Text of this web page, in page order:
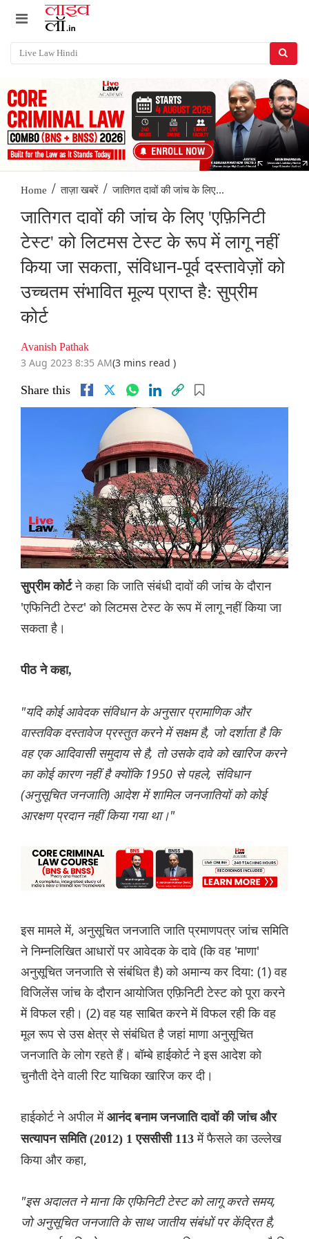
Home / ताज़ा खबरें / जातिगत दावों की जांच के लिए...
जातिगत दावों की जांच के लिए 'एफ़िनिटी
टेस्ट' को लिटमस टेस्ट के रूप में लागू नहीं
किया जा सकता, संविधान-पूर्व दस्तावेज़ों को
उच्चतम संभावित मूल्य प्राप्त है: सुप्रीम
कोर्ट
Avanish Pathak
3 Aug 2023 8:35 AM(3 mins read )
Share this
सुप्रीम कोर्टने कहा कि जाति संबंधी दावों की जांच के दौरान
'एफिनिटी टेस्ट' को लिटमस टेस्ट के रूप में लागू नहीं किया जा
सकता है।
पीठ ने कहा,
"यदि कोई आवेदक संविधान के अनुसार प्रामाणिक और
वास्तविक दस्तावेज प्रस्तुत करने में सक्षम है, जो दर्शाता है कि
वह एक आदिवासी समुदाय से है, तो उसके दावे को खारिज करने
का कोई कारण नहीं है क्योंकि 1950 से पहले, संविधान
(अनुसूचित जनजाति) आदेश में शामिल जनजातियों को कोई
आरक्षण प्रदान नहीं किया गया था।"
इस मामले में, अनुसूचित जनजाति जाति प्रमाणपत्र जांच समिति
ने निम्नलिखित आधारों पर आवेदक के दावे (कि वह 'माणा'
अनुसूचित जनजाति से संबंधित है) को अमान्य कर दिया: (1) वह
विजिलेंस जांच के दौरान आयोजित एफ़िनिटी टेस्ट को पूरा करने
में विफल रही। (2) वह यह साबित करने में विफल रही कि वह
मूल रूप से उस क्षेत्र से संबंधित है जहां माणा अनुसूचित
जनजाति के लोग रहते हैं। बॉम्बे हाईकोर्ट ने इस आदेश को
चुनौती देने वाली रिट याचिका खारिज कर दी।
हाईकोर्ट ने अपील में आनंद बनाम जनजाति दावों की जांच और
सत्यापन समिति (2012) 1 एससीसी 113में फैसले का उल्लेख
किया और कहा,
"इस अदालत ने माना कि एफिनिटी टेस्ट को लागू करते समय,
जो अनुसूचित जनजाति के साथ जातीय संबंधों पर केंद्रित है,